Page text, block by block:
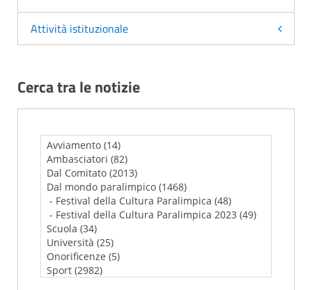
Attività istituzionale
Cerca tra le notizie